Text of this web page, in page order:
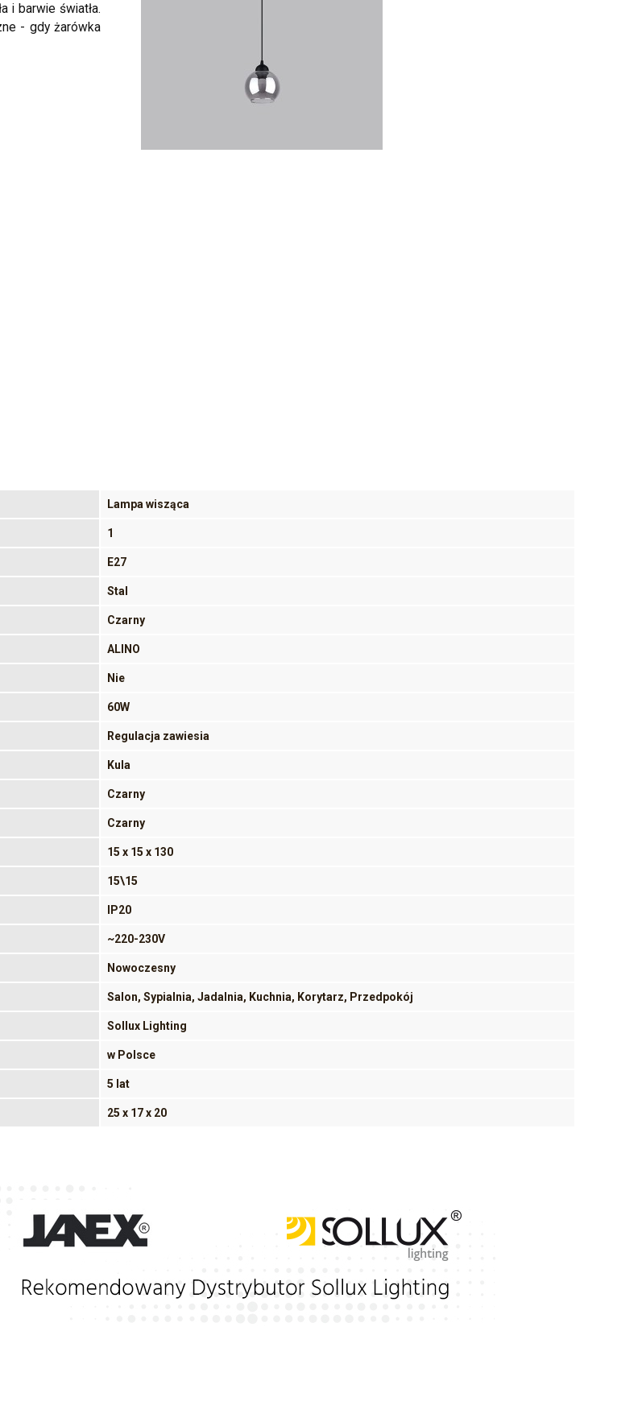
i barwie światła.
- gdy żarówka
Lampa wisząca
1
E27
Stal
Czarny
ALINO
Nie
60W
Regulacja zawiesia
Kula
Czarny
Czarny
15 x 15 x 130
15\15
IP20
~220-230V
Nowoczesny
Salon, Sypialnia, Jadalnia, Kuchnia, Korytarz, Przedpokój
Sollux Lighting
w Polsce
5 lat
25 x 17 x 20